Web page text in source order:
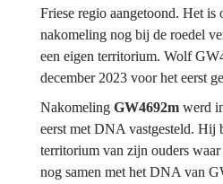
Friese regio aangetoond. Het is
nakomeling nog bij de roedel
een eigen territorium. Wolf
december 2023 voor het eerst
Nakomeling GW4692m werd
eerst met DNA vastgesteld. Hij
territorium van zijn ouders
nog samen met het DNA van